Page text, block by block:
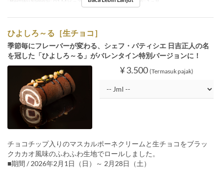
ひよしろ～る［生チョコ］
季節毎にフレーバーが変わる、シェフ・パティシエ 日吉正人の名
を冠した「ひよしろ～る」がバレンタイン特別バージョンに！
¥ 3.500 (Termasuk pajak)
チョコチップ入りのマスカルポーネクリームと生チョコをブラッ
クカカオ風味のふわふわ生地でロールしました。
■期間 / 2026年2月1日（日）～ 2月28日（土）